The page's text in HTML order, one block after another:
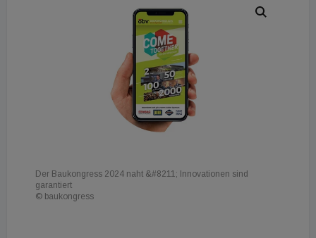
Der Baukongress 2024 naht &#8211; Innovationen sind
garantiert
© baukongress